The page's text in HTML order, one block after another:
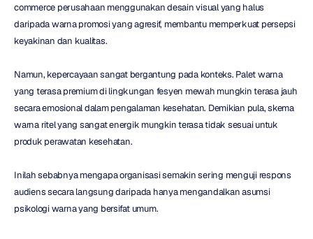
commerce perusahaan menggunakan desain visual yang halus
daripada warna promosi yang agresif, membantu memperkuat persepsi
keyakinan dan kualitas.
Namun, kepercayaan sangat bergantung pada konteks. Palet warna
yang terasa premium di lingkungan fesyen mewah mungkin terasa jauh
secara emosional dalam pengalaman kesehatan. Demikian pula, skema
warna ritel yang sangat energik mungkin terasa tidak sesuai untuk
produk perawatan kesehatan.
Inilah sebabnya mengapa organisasi semakin sering menguji respons
audiens secara langsung daripada hanya mengandalkan asumsi
psikologi warna yang bersifat umum.